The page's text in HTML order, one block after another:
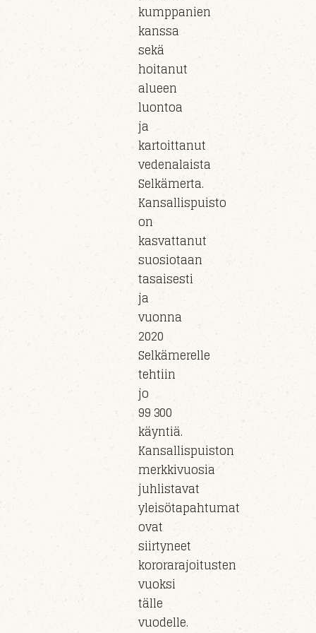
kumppanien
kanssa
sekä
hoitanut
alueen
luontoa
ja
kartoittanut
vedenalaista
Selkämerta.
Kansallispuisto
on
kasvattanut
suosiotaan
tasaisesti
ja
vuonna
2020
Selkämerelle
tehtiin
jo
99 300
käyntiä.
Kansallispuiston
merkkivuosia
juhlistavat
yleisötapahtumat
ovat
siirtyneet
kororarajoitusten
vuoksi
tälle
vuodelle.